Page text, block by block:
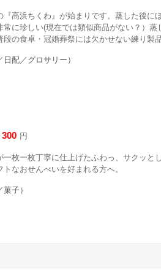
高浜ちくわ』が始まりです。蒸した後に
に珍しい(現在では類似商品がない？）蒸
の食卓・冠婚葬祭には欠かせない練り製
配／グロサリー）
300 円
枚一枚丁寧に仕上げたふわっ、サクッと
なおせんべいを好まれる方へ。
子）